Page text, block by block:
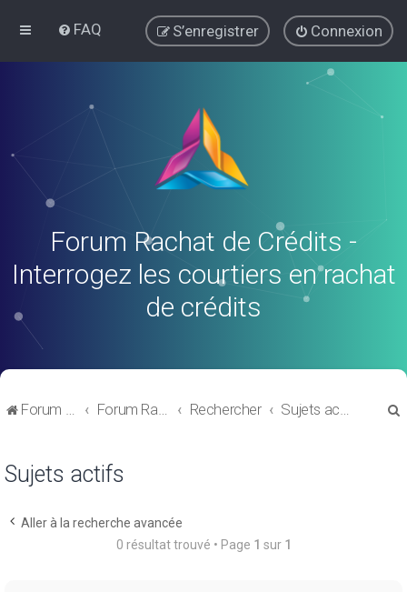
FAQ Connexion
S’enregistrer
Forum Rachat de Crédits -
Interrogez les courtiers en rachat
de crédits
Forum de discussions sur le Regroupement de Crédits et le Rachat de Crédits Forum Rachat de Crédits Rechercher Sujets actifs
Sujets actifs
Aller à la recherche avancée
0 résultat trouvé • Page 1 sur 1